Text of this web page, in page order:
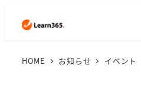
HOME お知らせ イベント